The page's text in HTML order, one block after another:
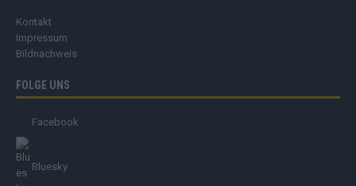
Kontakt
Impressum
Bildnachweis
FOLGE UNS
Facebook
Bluesky